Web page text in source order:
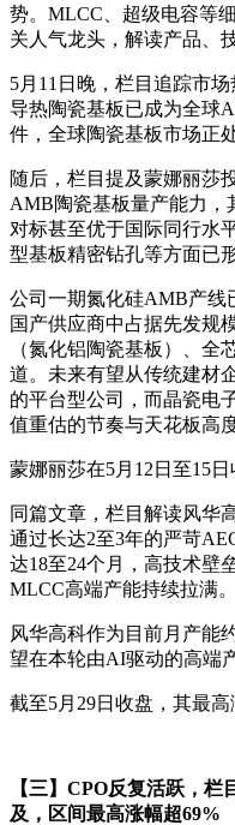
势。MLCC、超级电容等
关人气龙头，解读产品、
5月11日晚，栏目追踪市
导热陶瓷基板已成为全球
件，全球陶瓷基板市场正
随后，栏目提及蒙娜丽莎
AMB陶瓷基板量产能力，
对标甚至优于国际同行水
型基板精密钻孔等方面已
公司一期氮化硅AMB产线
国产供应商中占据先发规
（氮化铝陶瓷基板）、全
道。未来有望从传统建材
的平台型公司，而晶瓷电
值重估的节奏与天花板高度
蒙娜丽莎在5月12日至15日
同篇文章，栏目解读风华
通过长达2至3年的严苛
达18至24个月，高技术壁
MLCC高端产能持续拉满。
风华高科作为目前月产能
望在本轮由AI驱动的高端
截至5月29日收盘，其最高
【三】CPO反复活跃，
及，区间最高涨幅超69%